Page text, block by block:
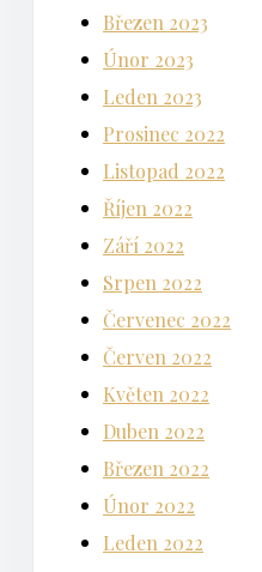
Březen 2023
Únor 2023
Leden 2023
Prosinec 2022
Listopad 2022
Říjen 2022
Září 2022
Srpen 2022
Červenec 2022
Červen 2022
Květen 2022
Duben 2022
Březen 2022
Únor 2022
Leden 2022